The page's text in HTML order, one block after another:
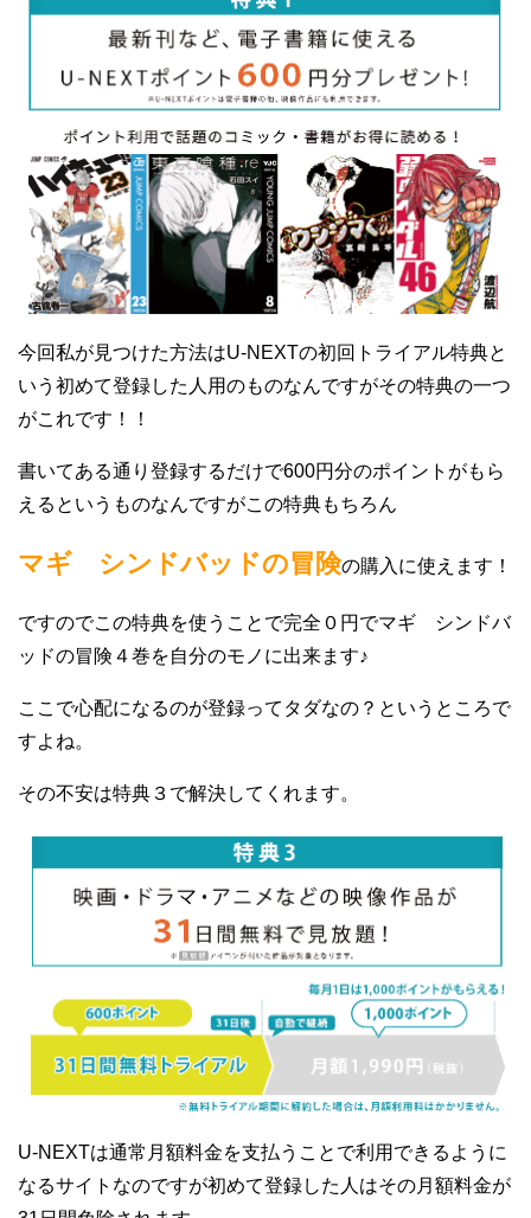
今回私が見つけた方法はU-NEXTの初回トライアル特典と
いう初めて登録した人用のものなんですがその特典の一つ
がこれです！！
書いてある通り登録するだけで600円分のポイントがもら
えるというものなんですがこの特典もちろん
マギ シンドバッドの冒険の購入に使えます！
ですのでこの特典を使うことで完全０円でマギ シンドバ
ッドの冒険４巻を自分のモノに出来ます♪
ここで心配になるのが登録ってタダなの？というところで
すよね。
その不安は特典３で解決してくれます。
U-NEXTは通常月額料金を支払うことで利用できるように
なるサイトなのですが初めて登録した人はその月額料金が